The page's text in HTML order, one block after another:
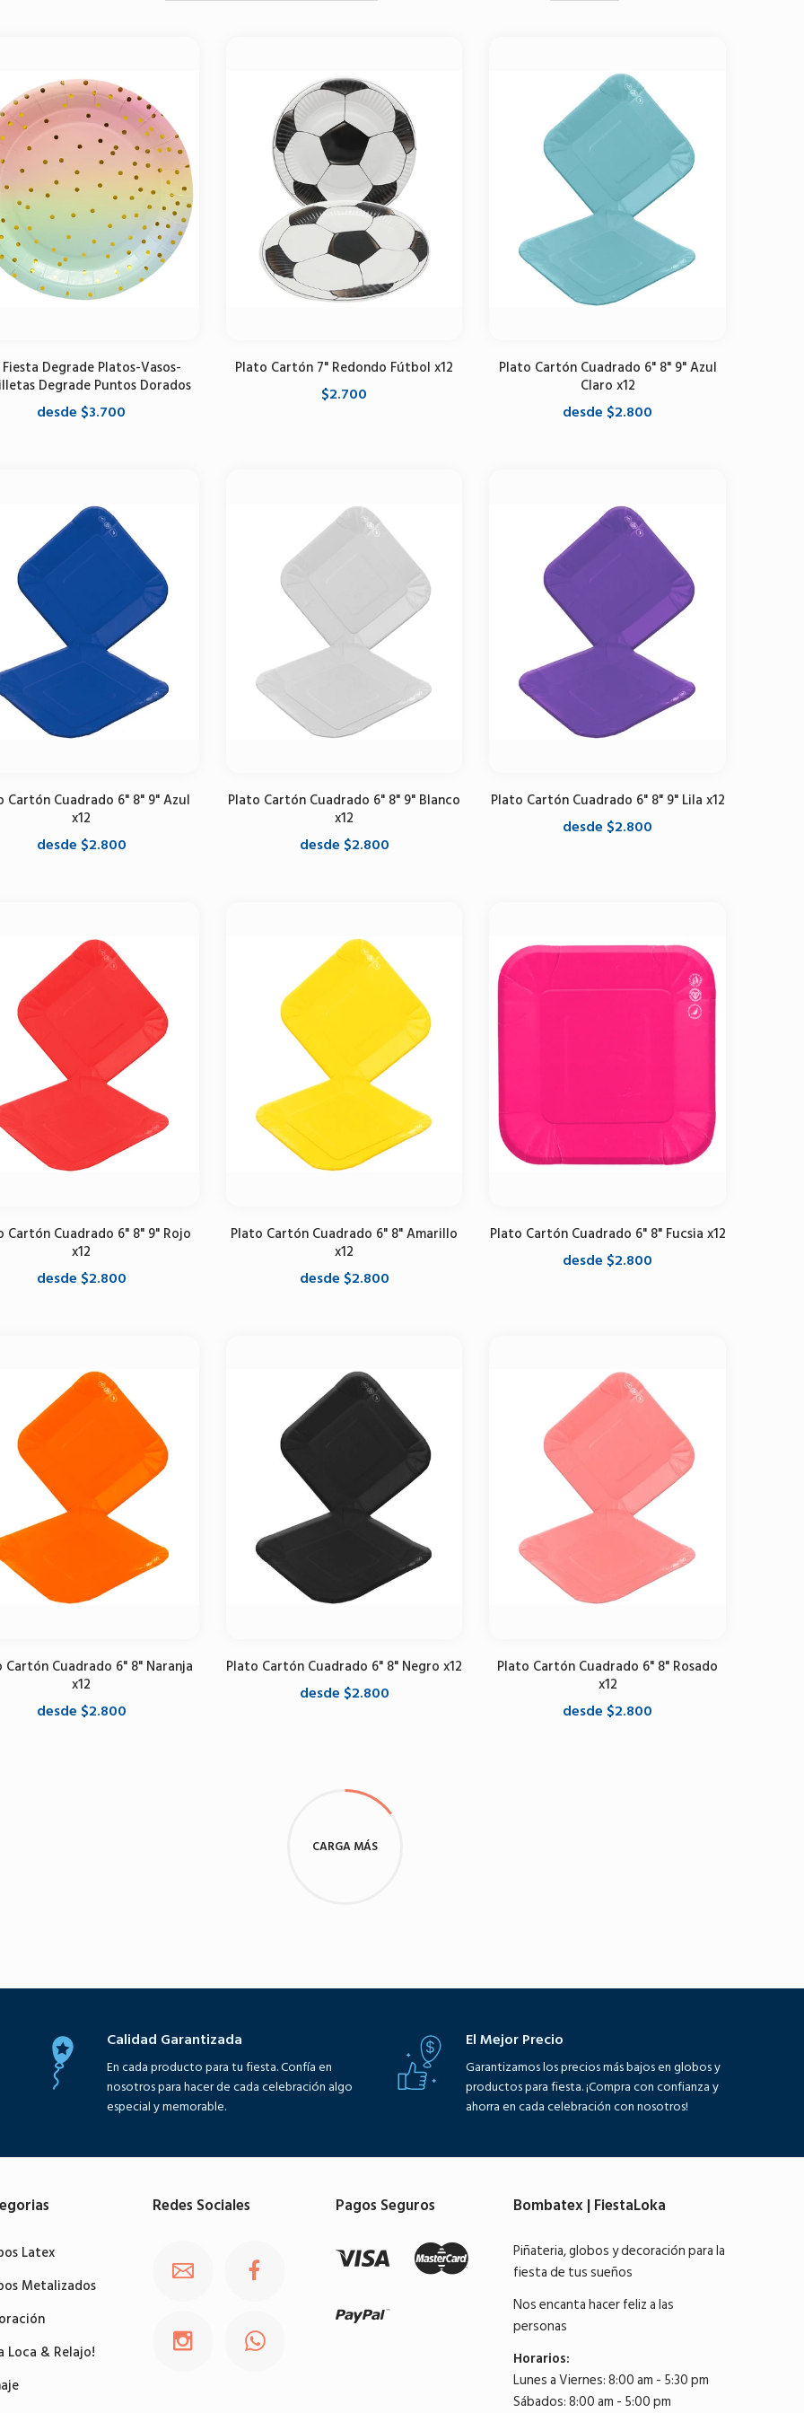
Degrade Platos-Vasos-
Degrade Puntos Dorados
desde $3.700
Plato Cartón 7" Redondo Fútbol x12
$2.700
Plato Cartón Cuadrado 6" 8" 9" Azul
Claro x12
desde $2.800
Cartón Cuadrado 6" 8" 9" Azul
x12
desde $2.800
Plato Cartón Cuadrado 6" 8" 9" Blanco
x12
desde $2.800
Plato Cartón Cuadrado 6" 8" 9" Lila x12
desde $2.800
Cartón Cuadrado 6" 8" 9" Rojo
x12
desde $2.800
Plato Cartón Cuadrado 6" 8" Amarillo
x12
desde $2.800
Plato Cartón Cuadrado 6" 8" Fucsia x12
desde $2.800
Cartón Cuadrado 6" 8" Naranja
x12
desde $2.800
Plato Cartón Cuadrado 6" 8" Negro x12
desde $2.800
Plato Cartón Cuadrado 6" 8" Rosado
x12
desde $2.800
CARGA MÁS
Calidad Garantizada
En cada producto para tu fiesta. Confía en
nosotros para hacer de cada celebración algo
especial y memorable.
El Mejor Precio
Garantizamos los precios más bajos en globos y
productos para fiesta. ¡Compra con confianza y
ahorra en cada celebración con nosotros!
Latex
Metalizados
Loca & Relajo!
Redes Sociales Pagos Seguros Bombatex | FiestaLoka
Piñateria, globos y decoración para la
fiesta de tus sueños
Nos encanta hacer feliz a las
personas
Horarios:
Lunes a Viernes: 8:00 am - 5:30 pm
Sábados: 8:00 am - 5:00 pm